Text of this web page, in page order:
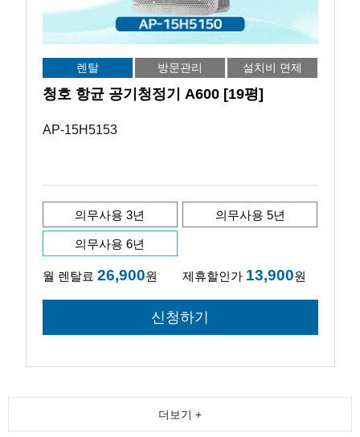
렌탈 방문관리 설치비 면제
청호 항균 공기청정기 A600 [19평]
AP-15H5153
의무사용 3년 의무사용 5년
의무사용 6년
월 렌탈료 26,900원 제휴할인가 13,900원
더보기 +